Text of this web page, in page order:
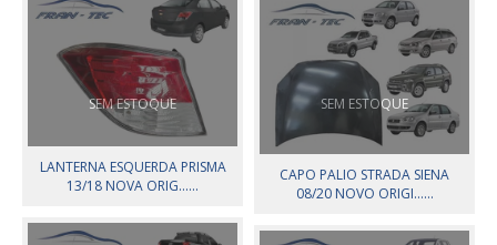
SEM ESTOQUE
LANTERNA ESQUERDA PRISMA
13/18 NOVA ORIG......
SEM ESTOQUE
CAPO PALIO STRADA SIENA
08/20 NOVO ORIGI......